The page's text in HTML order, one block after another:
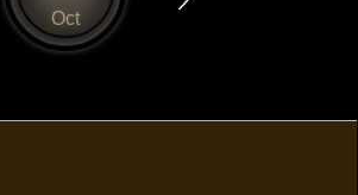
Oct